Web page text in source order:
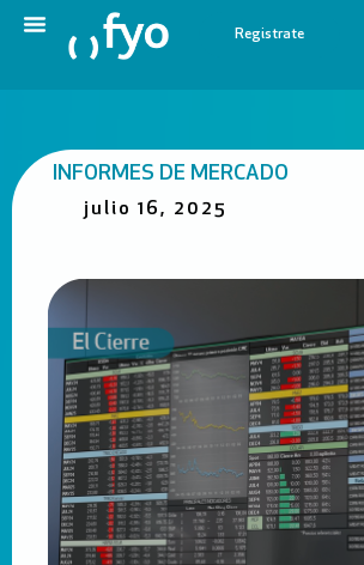
Registrate
INFORMES DE MERCADO
julio 16, 2025